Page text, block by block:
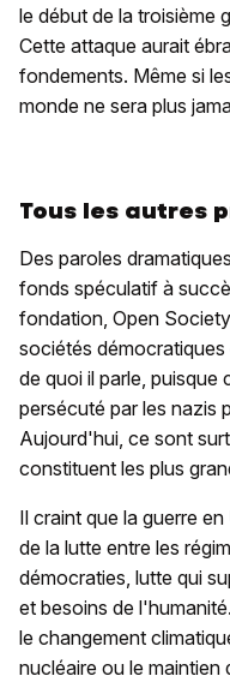
le début de la troisième
Cette attaque aurait
fondements. Même si
monde ne sera plus
Tous les autres
Des paroles
fonds spéculatif à
fondation, Open
sociétés
de quoi il parle, puisque
persécuté par les nazis
Aujourd'hui, ce sont
constituent les plus
Il craint que la guerre
de la lutte entre les
démocraties, lutte qui
et besoins de
le changement
nucléaire ou le